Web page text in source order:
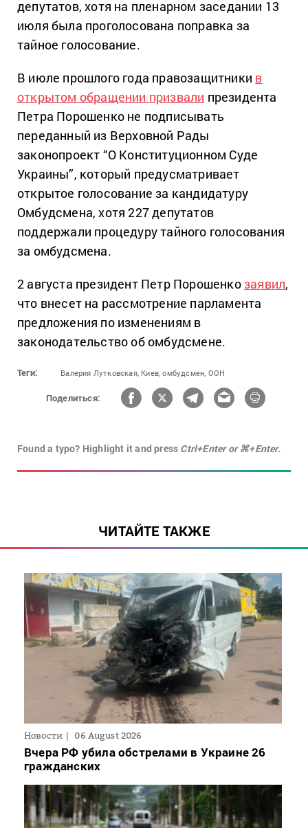
депутатов, хотя на пленарном заседании 13
июля была проголосована поправка за
тайное голосование.
В июле прошлого года правозащитники в
открытом обращении призвали президента
Петра Порошенко не подписывать
переданный из Верховной Рады
законопроект “О Конституционном Суде
Украины”, который предусматривает
открытое голосование за кандидатуру
Омбудсмена, хотя 227 депутатов
поддержали процедуру тайного голосования
за омбудсмена.
2 августа президент Петр Порошенкозаявил,
что внесет на рассмотрение парламента
предложения по изменениям в
законодательство об омбудсмене.
Теги: Валерия Лутковская, Киев, омбудсмен, ООН
Поделиться:
Found a typo? Highlight it and press Ctrl+Enter or ⌘+Enter.
ЧИТАЙТЕ ТАКЖЕ
Новости 06 August 2026
Вчера РФ убила обстрелами в Украине 26
гражданских